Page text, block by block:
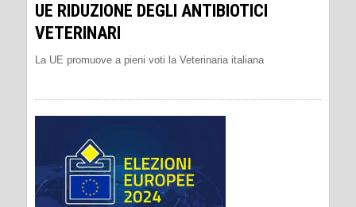
UE RIDUZIONE DEGLI ANTIBIOTICI
VETERINARI
La UE promuove a pieni voti la Veterinaria italiana